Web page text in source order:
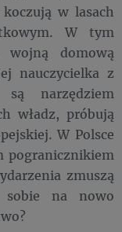
w lasach
W tym
wojną domową
nauczycielka z
narzędziem
władz, próbują
W Polsce
pogranicznikiem
zmuszą
sobie na nowo